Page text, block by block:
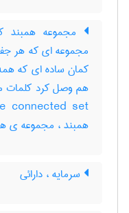
مجموعه همبند
مجموعه ای که هر
کمان ساده ای که
همبند ، مجموعه ی
سرمایه ، دارائی